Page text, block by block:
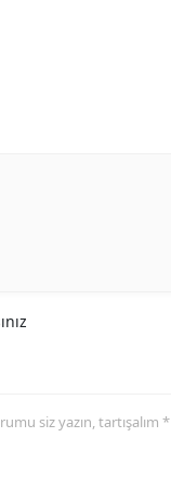
siz yazın, tartışalım *